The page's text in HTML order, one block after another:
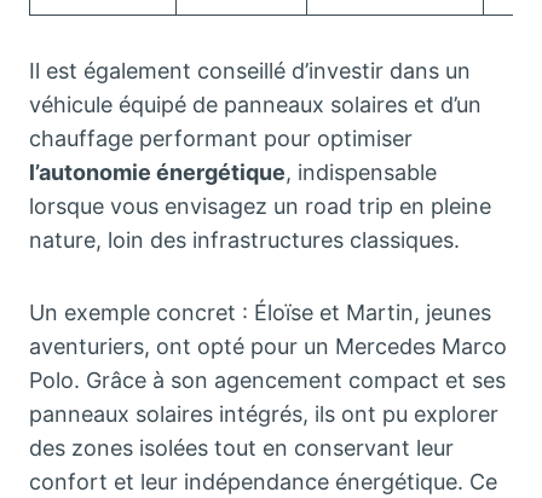
Il est également conseillé d’investir dans un
véhicule équipé de panneaux solaires et d’un
chauffage performant pour optimiser
l’autonomie énergétique, indispensable
lorsque vous envisagez un road trip en pleine
nature, loin des infrastructures classiques.
Un exemple concret : Éloïse et Martin, jeunes
aventuriers, ont opté pour un Mercedes Marco
Polo. Grâce à son agencement compact et ses
panneaux solaires intégrés, ils ont pu explorer
des zones isolées tout en conservant leur
confort et leur indépendance énergétique. Ce